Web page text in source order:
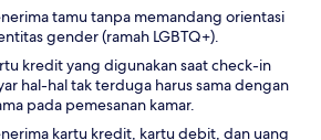
tamu tanpa memandang orientasi
gender (ramah LGBTQ+).
kredit yang digunakan saat check-in
hal-hal tak terduga harus sama dengan
pada pemesanan kamar.
kartu kredit, kartu debit, dan uang